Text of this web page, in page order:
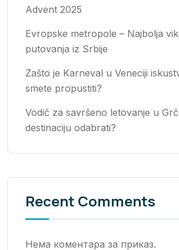
Advent 2025
Evropske metropole – Najbolja
putovanja iz Srbije
Zašto je Karneval u Veneciji
smete propustiti?
Vodič za savršeno letovanje u
destinaciju odabrati?
Recent Comments
Нема коментара за приказ.